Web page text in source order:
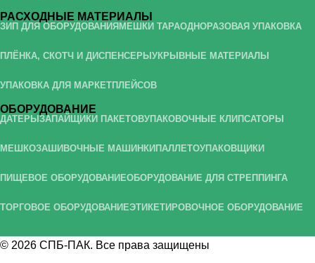
РАСХОДНЫЕ МАТЕРИАЛЫ
ЗИП ДЛЯ ОБОРУДОВАНИЯ МЕШКИ ТАРАОДНОРАЗОВАЯ УПАКОВКА
ПЛЁНКА, СКОТЧ И ДИСПЕНСЕРЫ УКРЫВНЫЕ МАТЕРИАЛЫ
УПАКОВКА ДЛЯ МАРКЕТПЛЕЙСОВ
ОБОРУДОВАНИЕ
ДАТЕРЫ ЗАПАЙЩИКИ ПАКЕТОВУПАКОВОЧНЫЕ КЛИПСАТОРЫ
МЕШКОЗАШИВОЧНЫЕ МАШИНКИ ПАЛЛЕТОУПАКОВЩИКИ
ПИЩЕВОЕ ОБОРУДОВАНИЕОБОРУДОВАНИЕ ДЛЯ СТРЕППИНГА
ТОРГОВОЕ ОБОРУДОВАНИЕЭТИКЕТИРОВОЧНОЕ ОБОРУДОВАНИЕ
© 2026 СПБ-ПАК. Все права защищены